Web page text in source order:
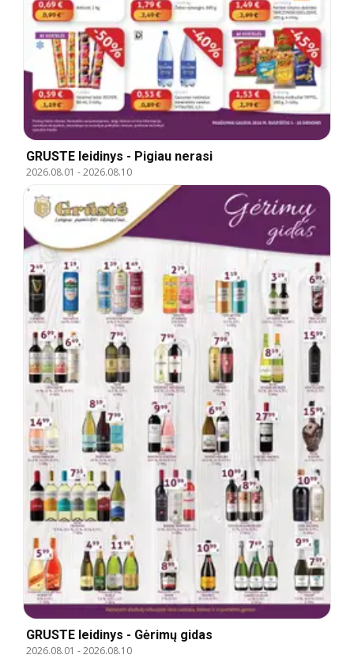
GRUSTE leidinys - Pigiau nerasi
2026.08.01 -2026.08.10
GRUSTE leidinys - Gėrimų gidas
2026.08.01 -2026.08.10